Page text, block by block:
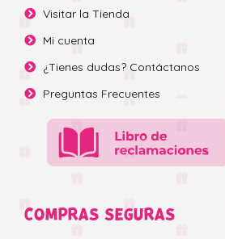
Visitar la Tienda
Mi cuenta
¿Tienes dudas? Contáctanos
Preguntas Frecuentes
COMPRAS SEGURAS